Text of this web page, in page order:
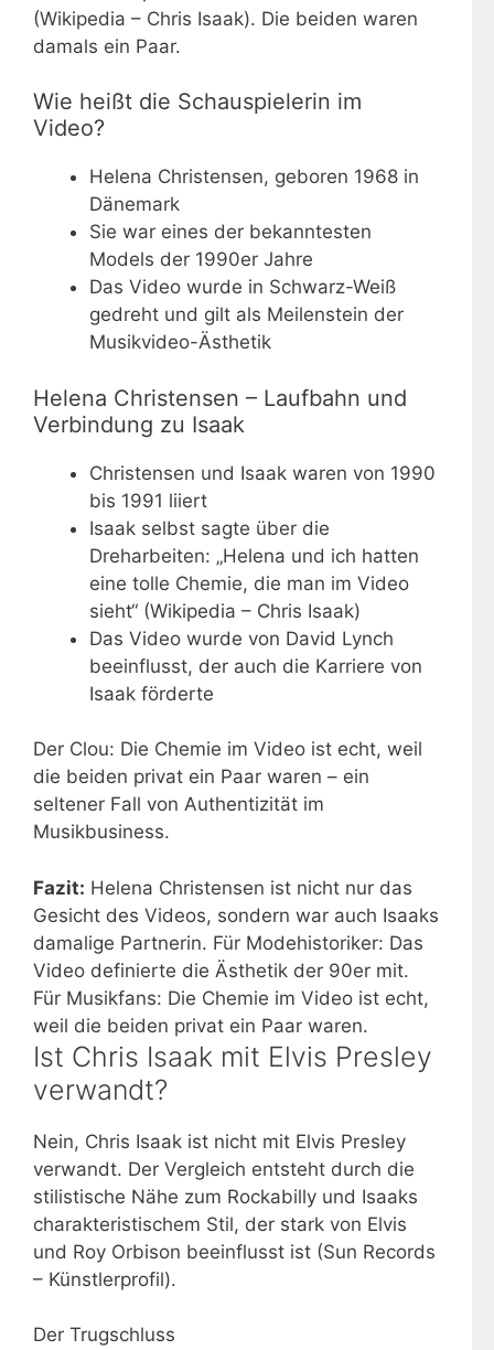
(Wikipedia – Chris Isaak). Die beiden waren
damals ein Paar.
Wie heißt die Schauspielerin im
Video?
Helena Christensen, geboren 1968 in
Dänemark
Sie war eines der bekanntesten
Models der 1990er Jahre
Das Video wurde in Schwarz-Weiß
gedreht und gilt als Meilenstein der
Musikvideo-Ästhetik
Helena Christensen – Laufbahn und
Verbindung zu Isaak
Christensen und Isaak waren von 1990
bis 1991 liiert
Isaak selbst sagte über die
Dreharbeiten: „Helena und ich hatten
eine tolle Chemie, die man im Video
sieht“ (Wikipedia – Chris Isaak)
Das Video wurde von David Lynch
beeinflusst, der auch die Karriere von
Isaak förderte
Der Clou: Die Chemie im Video ist echt, weil
die beiden privat ein Paar waren – ein
seltener Fall von Authentizität im
Musikbusiness.
Fazit: Helena Christensen ist nicht nur das
Gesicht des Videos, sondern war auch Isaaks
damalige Partnerin. Für Modehistoriker: Das
Video definierte die Ästhetik der 90er mit.
Für Musikfans: Die Chemie im Video ist echt,
weil die beiden privat ein Paar waren.
Ist Chris Isaak mit Elvis Presley
verwandt?
Nein, Chris Isaak ist nicht mit Elvis Presley
verwandt. Der Vergleich entsteht durch die
stilistische Nähe zum Rockabilly und Isaaks
charakteristischem Stil, der stark von Elvis
und Roy Orbison beeinflusst ist (Sun Records
– Künstlerprofil).
Der Trugschluss